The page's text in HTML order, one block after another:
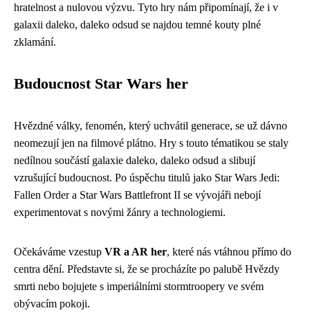
hratelnost a nulovou výzvu. Tyto hry nám připomínají, že i v
galaxii daleko, daleko odsud se najdou temné kouty plné
zklamání.
Budoucnost Star Wars her
Hvězdné války, fenomén, který uchvátil generace, se už dávno
neomezují jen na filmové plátno. Hry s touto tématikou se staly
nedílnou součástí galaxie daleko, daleko odsud a slibují
vzrušující budoucnost. Po úspěchu titulů jako Star Wars Jedi:
Fallen Order a Star Wars Battlefront II se vývojáři nebojí
experimentovat s novými žánry a technologiemi.
Očekáváme vzestup VR a AR her, které nás vtáhnou přímo do
centra dění. Představte si, že se procházíte po palubě Hvězdy
smrti nebo bojujete s imperiálními stormtroopery ve svém
obývacím pokoji.